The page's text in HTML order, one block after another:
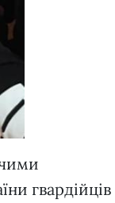
гвардійців